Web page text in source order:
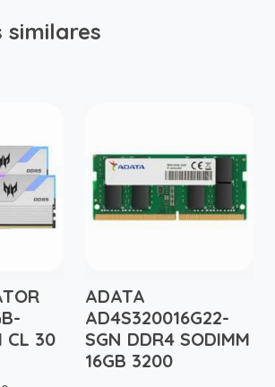
similares
CL 30
ADATA
AD4S320016G22-
SGN DDR4 SODIMM
16GB 3200